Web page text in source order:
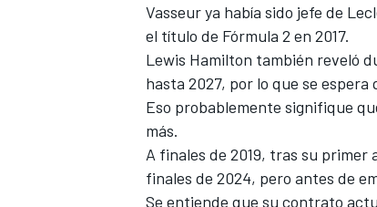
Vasseur ya había sido jefe de
el título de Fórmula 2 en 2017.
Lewis Hamilton también reveló
hasta 2027, por lo que se
Eso probablemente signifique
más.
A finales de 2019, tras su primer
finales de 2024, pero antes de
Se entiende que su contrato